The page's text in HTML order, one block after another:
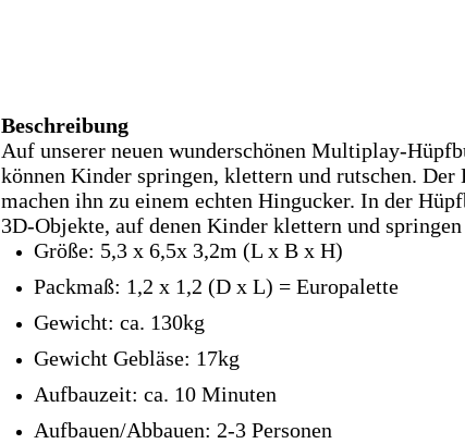
Beschreibung
Auf unserer neuen wunderschönen Multiplay-
können Kinder springen, klettern und rutschen. Der
machen ihn zu einem echten Hingucker. In der
3D-Objekte, auf denen Kinder klettern und springen
Größe: 5,3 x 6,5x 3,2m (L x B x H)
Packmaß: 1,2 x 1,2 (D x L) = Europalette
Gewicht: ca. 130kg
Gewicht Gebläse: 17kg
Aufbauzeit: ca. 10 Minuten
Aufbauen/Abbauen: 2-3 Personen